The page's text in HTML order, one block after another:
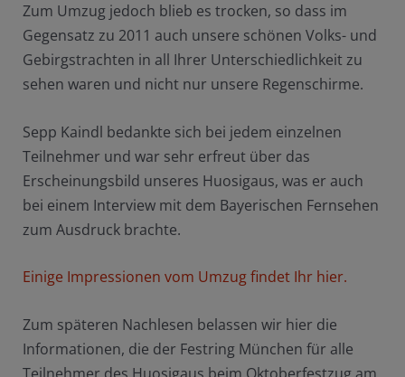
Zum Umzug jedoch blieb es trocken, so dass im
Gegensatz zu 2011 auch unsere schönen Volks- und
Gebirgstrachten in all Ihrer Unterschiedlichkeit zu
sehen waren und nicht nur unsere Regenschirme.
Sepp Kaindl bedankte sich bei jedem einzelnen
Teilnehmer und war sehr erfreut über das
Erscheinungsbild unseres Huosigaus, was er auch
bei einem Interview mit dem Bayerischen Fernsehen
zum Ausdruck brachte.
Einige Impressionen vom Umzug findet Ihr hier.
Zum späteren Nachlesen belassen wir hier die
Informationen, die der Festring München für alle